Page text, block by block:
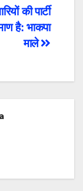
की पार्टी
है: भाकपा
माले